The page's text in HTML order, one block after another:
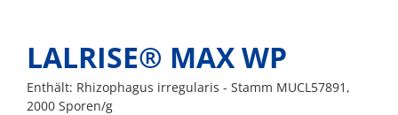
LALRISE® MAX WP
Enthält: Rhizophagus irregularis - Stamm MUCL57891,
2000 Sporen/g